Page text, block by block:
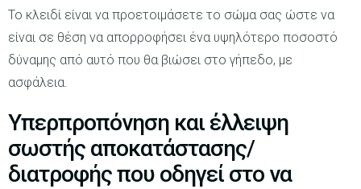
Το κλειδί είναι να προετοιμάσετε το σώμα σας ώστε να
είναι σε θέση να απορροφήσει ένα υψηλότερο ποσοστό
δύναμης από αυτό που θα βιώσει στο γήπεδο, με
ασφάλεια.
Υπερπροπόνηση και έλλειψη
σωστής αποκατάστασης/
διατροφής που οδηγεί στο να